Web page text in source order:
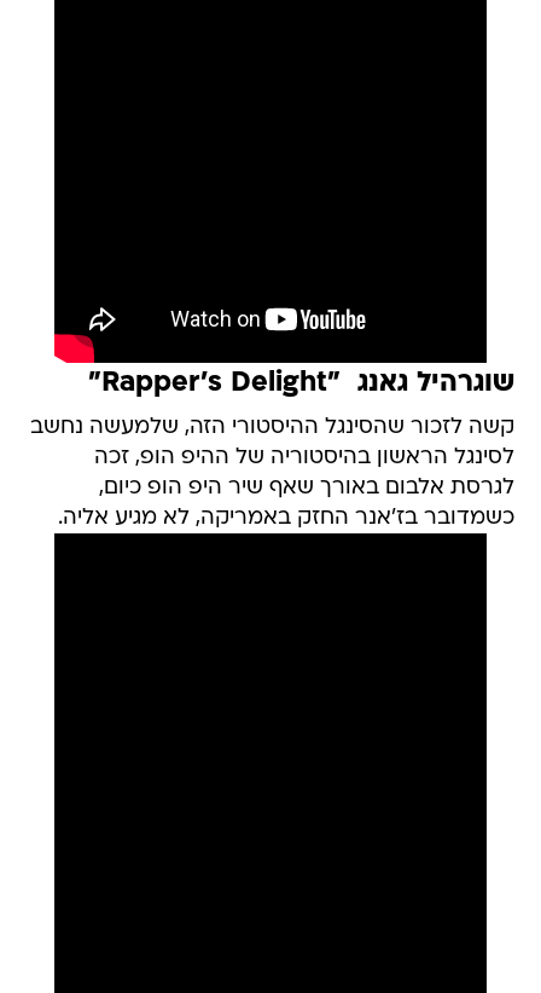
שוגרהיל גאנג  "Rapper's Delight"
קשה לזכור שהסינגל ההיסטורי הזה, שלמעשה נחשב
לסינגל הראשון בהיסטוריה של ההיפ הופ, זכה
לגרסת אלבום באורך שאף שיר היפ הופ כיום,
כשמדובר בז'אנר החזק באמריקה, לא מגיע אליה.